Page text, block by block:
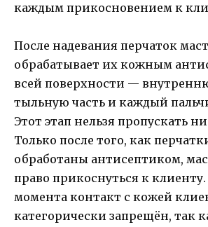
каждым прикосновением к
После надевания перчаток
обрабатывает их кожным
всей поверхности —
тыльную часть и каждый
Этот этап нельзя пропускать
Только после того, как
обработаны антисептиком,
право прикоснуться к клиенту.
момента контакт с кожей
категорически запрещён, так